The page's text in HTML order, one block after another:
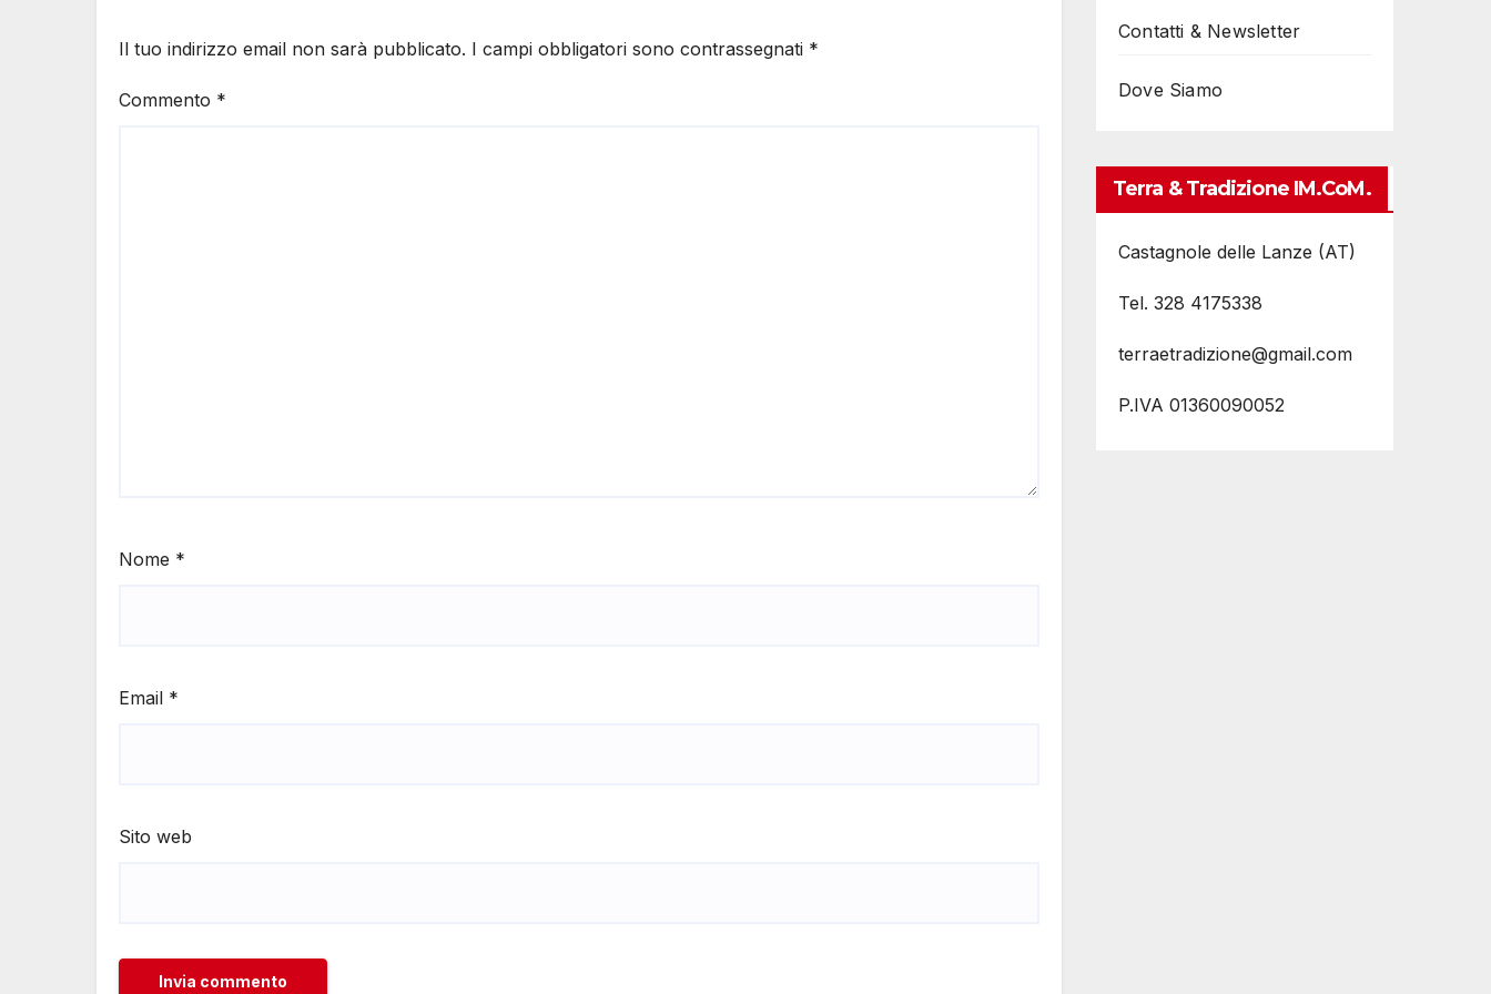
Il tuo indirizzo email non sarà pubblicato. I campi obbligatori sono contrassegnati *
Commento *
Nome *
Email *
Sito web
Contatti & Newsletter
Dove Siamo
Terra & Tradizione IM.coM.
Castagnole delle Lanze (AT)
Tel. 328 4175338
terraetradizione@gmail.com
P.IVA 01360090052